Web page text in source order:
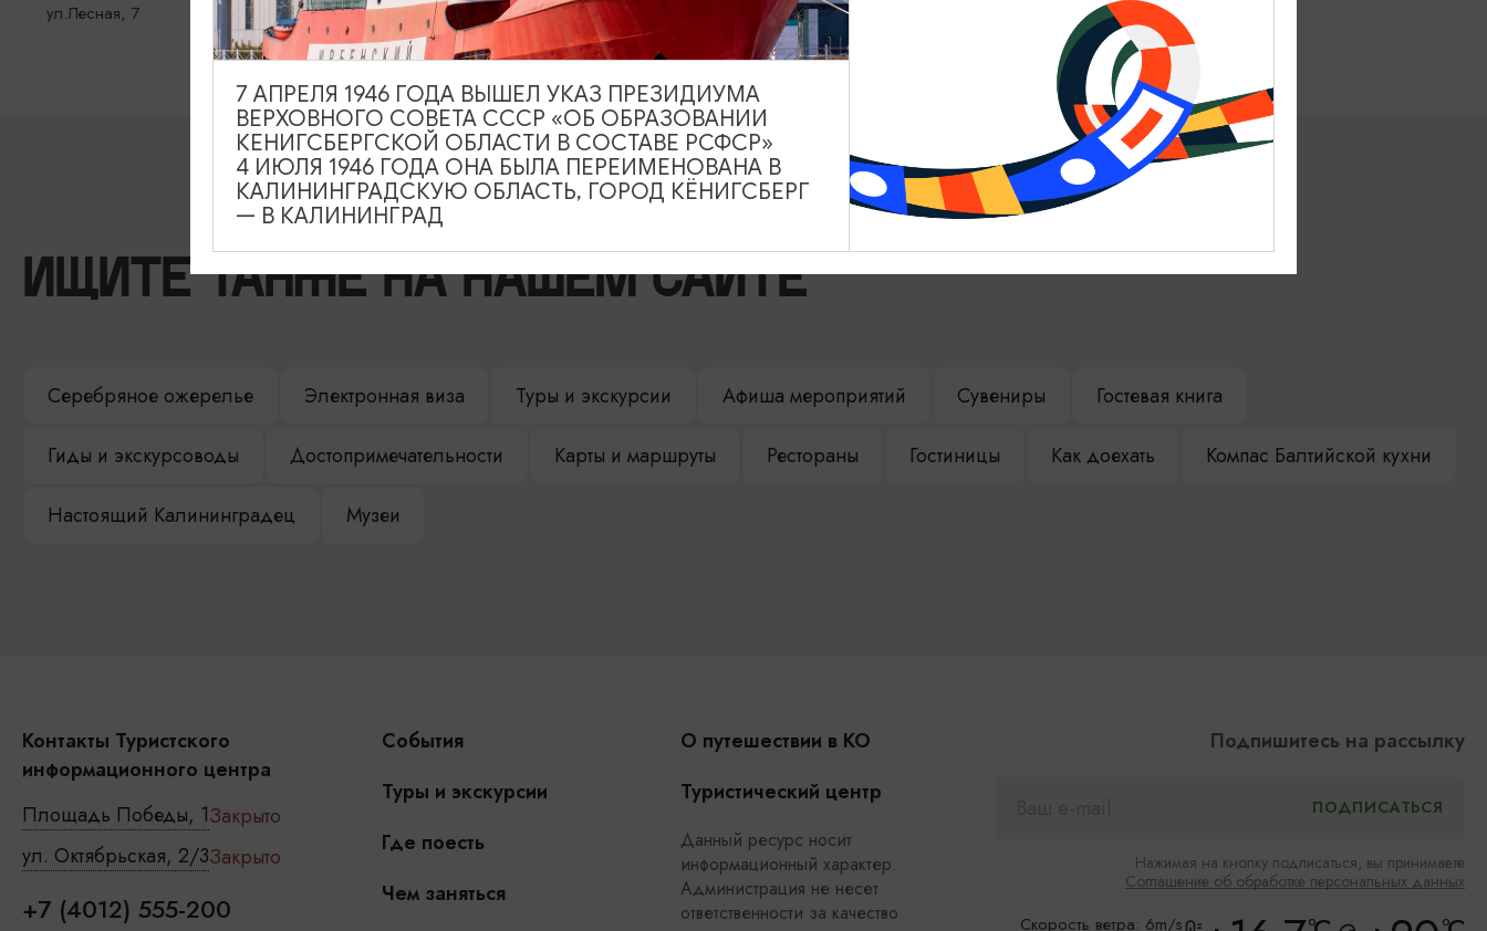
ул.Лесная, 7
ИЩИТЕ ТАКЖЕ НА НАШЕМ САЙТЕ
Серебряное ожерелье Электронная виза Туры и экскурсии Афиша мероприятий Сувениры Гостевая книга
Гиды и экскурсоводы Достопримечательности Карты и маршруты Рестораны Гостиницы Как доехать Компас Балтийской кухни
Настоящий Калининградец Музеи
Контакты Туристского
информационного центра
Площадь Победы, 1Закрыто
ул. Октябрьская, 2/3Закрыто
+7 (4012) 555-200
События
Туры и экскурсии
Где поесть
Чем заняться
О путешествии в КО
Туристический центр
Данный ресурс носит
информационный характер.
Администрация не несет
ответственности за качество
Подпишитесь на рассылку
Нажимая на кнопку подписаться, вы принимаете
Соглашение об обработке персональных данных
Скорость ветра: 6m/s
7 АПРЕЛЯ 1946 ГОДА ВЫШЕЛ УКАЗ ПРЕЗИДИУМА
ВЕРХОВНОГО СОВЕТА СССР «ОБ ОБРАЗОВАНИИ
КЕНИГСБЕРГСКОЙ ОБЛАСТИ В СОСТАВЕ РСФСР»
4 ИЮЛЯ 1946 ГОДА ОНА БЫЛА ПЕРЕИМЕНОВАНА В
КАЛИНИНГРАДСКУЮ ОБЛАСТЬ, ГОРОД КЁНИГСБЕРГ
— В КАЛИНИНГРАД